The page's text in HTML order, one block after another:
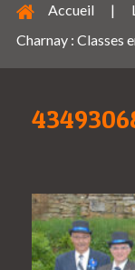
Accueil |
Charnay : Classes